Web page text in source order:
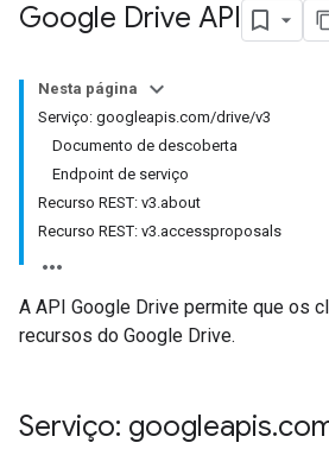
Google Drive API
Nesta página
Serviço: googleapis.com/drive/v3
Documento de descoberta
Endpoint de serviço
Recurso REST: v3.about
Recurso REST: v3.accessproposals
A API Google Drive permite que os
recursos do Google Drive.
Serviço: googleapis.